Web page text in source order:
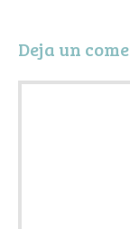
Deja un